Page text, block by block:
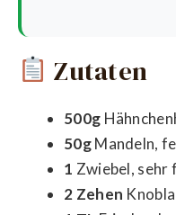
Zutaten
500g
50gMandeln,
1 Zwiebel, sehr
2 Zehen